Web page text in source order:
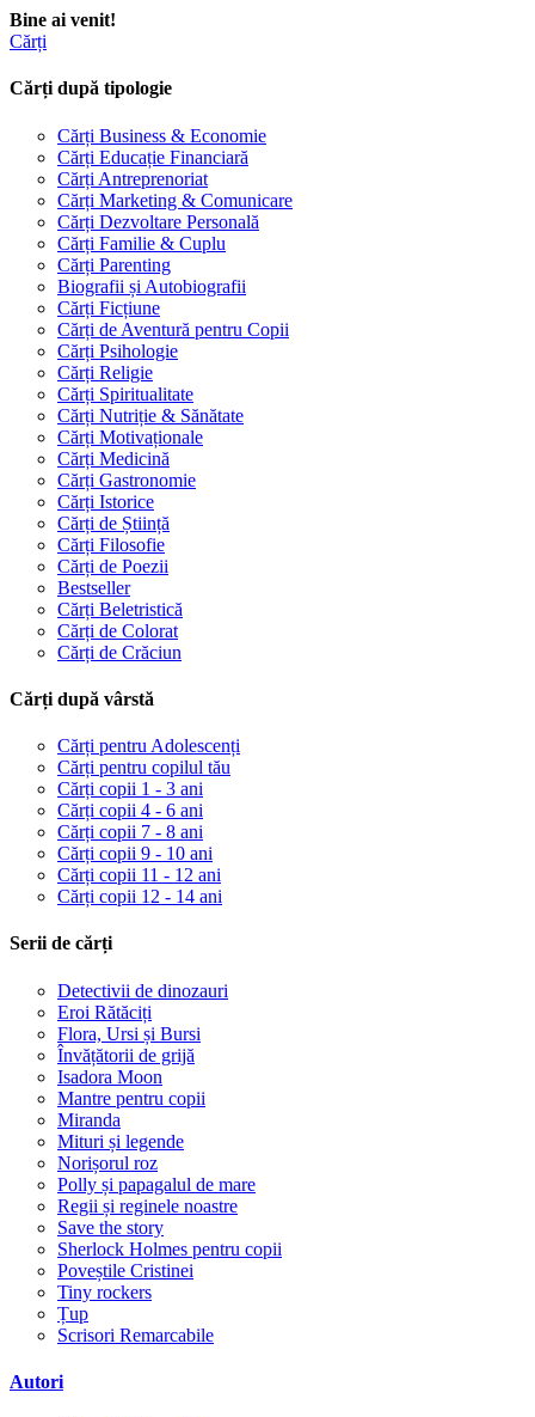
Bine ai venit!
Cărți
Cărți după tipologie
Cărți Business & Economie
Cărți Educație Financiară
Cărți Antreprenoriat
Cărți Marketing & Comunicare
Cărți Dezvoltare Personală
Cărți Familie & Cuplu
Cărți Parenting
Biografii și Autobiografii
Cărți Ficțiune
Cărți de Aventură pentru Copii
Cărți Psihologie
Cărți Religie
Cărți Spiritualitate
Cărți Nutriție & Sănătate
Cărți Motivaționale
Cărți Medicină
Cărți Gastronomie
Cărți Istorice
Cărți de Știință
Cărți Filosofie
Cărți de Poezii
Bestseller
Cărți Beletristică
Cărți de Colorat
Cărți de Crăciun
Cărți după vârstă
Cărți pentru Adolescenți
Cărți pentru copilul tău
Cărți copii 1 - 3 ani
Cărți copii 4 - 6 ani
Cărți copii 7 - 8 ani
Cărți copii 9 - 10 ani
Cărți copii 11 - 12 ani
Cărți copii 12 - 14 ani
Serii de cărți
Detectivii de dinozauri
Eroi Rătăciți
Flora, Ursi și Bursi
Învățătorii de grijă
Isadora Moon
Mantre pentru copii
Miranda
Mituri și legende
Norișorul roz
Polly și papagalul de mare
Regii și reginele noastre
Save the story
Sherlock Holmes pentru copii
Poveștile Cristinei
Tiny rockers
Țup
Scrisori Remarcabile
Autori